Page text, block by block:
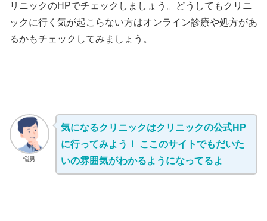
リニックのHPでチェックしましょう。どうしてもクリニ
ックに行く気が起こらない方はオンライン診療や処方があ
るかもチェックしてみましょう。
悩男
気になるクリニックはクリニックの公式HP
に行ってみよう！ ここのサイトでもだいた
いの雰囲気がわかるようになってるよ